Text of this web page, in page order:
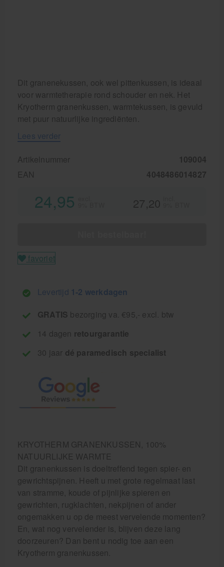
Dit granenekussen, ook wel pittenkussen, is ideaal
voor warmtetherapie rond schouder en nek. Het
Kryotherm granenkussen, warmtekussen, is gevuld
met puur natuurlijke ingrediënten.
Lees verder
Artikelnummer
109004
EAN
4048486014827
24,95 27,20
favoriet
Levertijd 1-2 werkdagen
GRATIS bezorging va. €95,- excl. btw
14 dagen retourgarantie
30 jaar dé paramedisch specialist
KRYOTHERM GRANENKUSSEN, 100%
NATUURLIJKE WARMTE
Dit granenkussen is doeltreffend tegen spier- en
gewrichtspijnen. Heeft u met grote regelmaat last
van stramme, koude of pijnlijke spieren en
gewrichten, rugklachten, nekpijnen of ander
ongemakken u op de meest vervelende momenten?
En, wat nog vervelender is, blijven deze lang
doorzeuren? Dan bent u nodig toe aan een
Kryotherm granenkussen.